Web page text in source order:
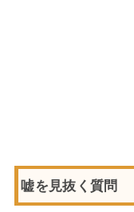
嘘を見抜く質問